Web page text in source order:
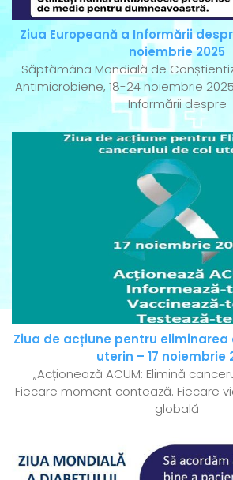
Ziua Europeană a Informării
noiembrie 2025
Săptămâna Mondială de
Antimicrobiene, 18-24 noiembrie
Informării despre
Ziua de acțiune pentru
uterin – 17 noiembrie
„Acționează ACUM: Elimină
Fiecare moment contează. Fiecare
globală